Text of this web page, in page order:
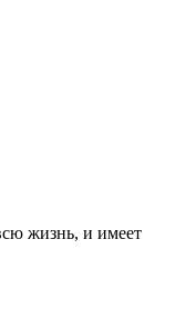
жизнь, и имеет